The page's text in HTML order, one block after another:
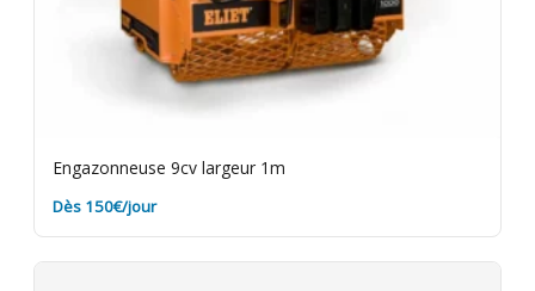
Engazonneuse 9cv largeur 1m
Dès 150€/jour